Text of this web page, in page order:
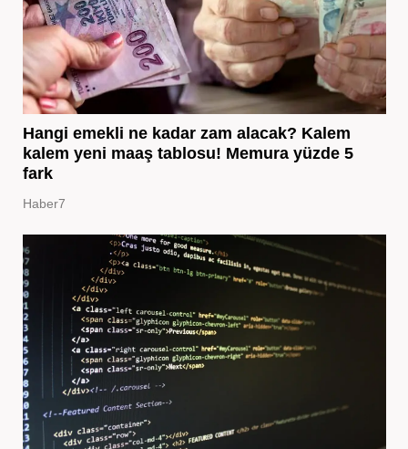
Hangi emekli ne kadar zam alacak? Kalem
kalem yeni maaş tablosu! Memura yüzde 5
fark
Haber7